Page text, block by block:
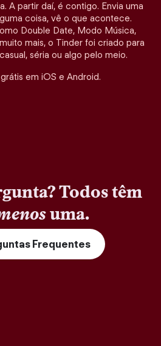
A partir daí, é contigo. Envia uma
coisa, vê o que acontece.
Double Date, Modo Música,
mais, o Tinder foi criado para
séria ou algo pelo meio.
em iOS e Android.
Todos têm
uma.
Frequentes